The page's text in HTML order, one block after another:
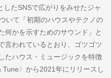
たSNSで広がりをみせたジャ
いて「初期のハウスやテクノの
何かを示すためのサウンド」と
言われているとおり、ゴツゴツ
たハウス・ミュージックを特徴
〉から2021年にリリースし